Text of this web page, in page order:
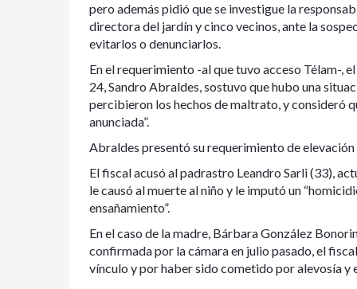
pero además pidió que se investigue la
directora del jardín y cinco vecinos, ante la
evitarlos o denunciarlos.
En el requerimiento -al que tuvo acceso Télam-,
24, Sandro Abraldes, sostuvo que hubo una
percibieron los hechos de maltrato, y consideró
anunciada”.
Abraldes presentó su requerimiento de
El fiscal acusó al padrastro Leandro Sarli (33),
le causó al muerte al niño y le imputó un
ensañamiento”.
En el caso de la madre, Bárbara González
confirmada por la cámara en julio pasado, el
vínculo y por haber sido cometido por alevosía y